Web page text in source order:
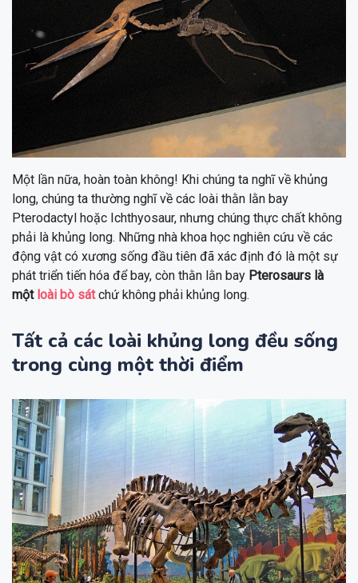
Một lần nữa, hoàn toàn không! Khi chúng ta nghĩ về khủng
long, chúng ta thường nghĩ về các loài thằn lằn bay
Pterodactyl hoặc Ichthyosaur, nhưng chúng thực chất không
phải là khủng long. Những nhà khoa học nghiên cứu về các
động vật có xương sống đầu tiên đã xác định đó là một sự
phát triển tiến hóa để bay, còn thằn lằn bay Pterosaurs là
một loài bò sátchứ không phải khủng long.
Tất cả các loài khủng long đều sống
trong cùng một thời điểm